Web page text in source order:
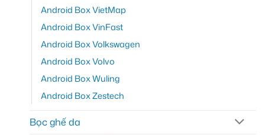
Android Box VietMap
Android Box VinFast
Android Box Volkswagen
Android Box Volvo
Android Box Wuling
Android Box Zestech
Bọc ghế da